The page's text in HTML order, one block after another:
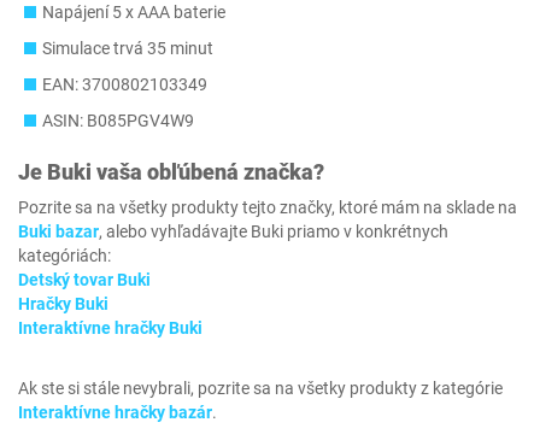
Napájení 5 x AAA baterie
Simulace trvá 35 minut
EAN: 3700802103349
ASIN: B085PGV4W9
Je Buki vaša obľúbená značka?
Pozrite sa na všetky produkty tejto značky, ktoré mám na sklade na
Buki bazar, alebo vyhľadávajte Buki priamo v konkrétnych
kategóriách:
Detský tovar Buki
Hračky Buki
Interaktívne hračky Buki
Ak ste si stále nevybrali, pozrite sa na všetky produkty z kategórie
Interaktívne hračky bazár.